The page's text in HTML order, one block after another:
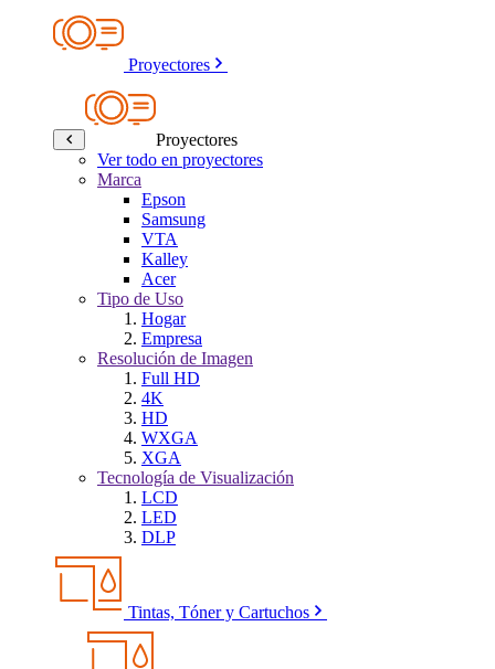
Proyectores
Proyectores
Ver todo en proyectores
Marca
Epson
Samsung
VTA
Kalley
Acer
Tipo de Uso
Hogar
Empresa
Resolución de Imagen
Full HD
4K
HD
WXGA
XGA
Tecnología de Visualización
LCD
LED
DLP
Tintas, Tóner y Cartuchos